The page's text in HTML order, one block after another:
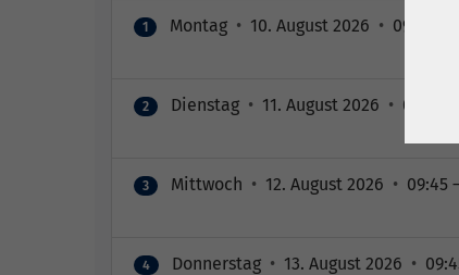
1 Montag • 10. August 2026 • 09:45 –
2 Dienstag • 11. August 2026 • 09:45 –
3 Mittwoch • 12. August 2026 • 09:45
4 Donnerstag • 13. August 2026 •